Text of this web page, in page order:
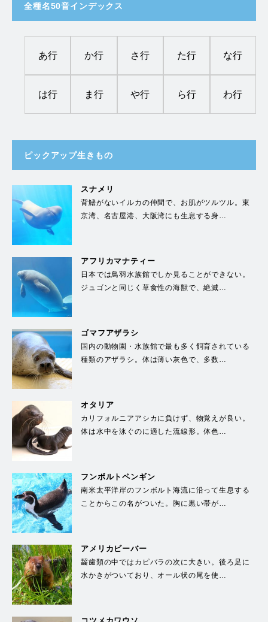
全種名50音インデックス
あ行 か行 さ行 た行 な行
は行 ま行 や行 ら行 わ行
ピックアップ生きもの
スナメリ
背鰭がないイルカの仲間で、お肌がツルツル。東
京湾、名古屋港、大阪湾にも生息する身…
アフリカマナティー
日本では鳥羽水族館でしか見ることができない。
ジュゴンと同じく草食性の海獣で、絶滅…
ゴマフアザラシ
国内の動物園・水族館で最も多く飼育されている
種類のアザラシ。体は薄い灰色で、多数…
オタリア
カリフォルニアアシカに負けず、物覚えが良い。
体は水中を泳ぐのに適した流線形。体色…
フンボルトペンギン
南米太平洋岸のフンボルト海流に沿って生息する
ことからこの名がついた。胸に黒い帯が…
アメリカビーバー
齧歯類の中ではカピバラの次に大きい。後ろ足に
水かきがついており、オール状の尾を使…